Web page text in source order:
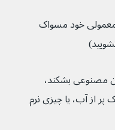
معمولی خود مسواک
مصنوعی بشکند،
پر از آب، یا چیزی نرم